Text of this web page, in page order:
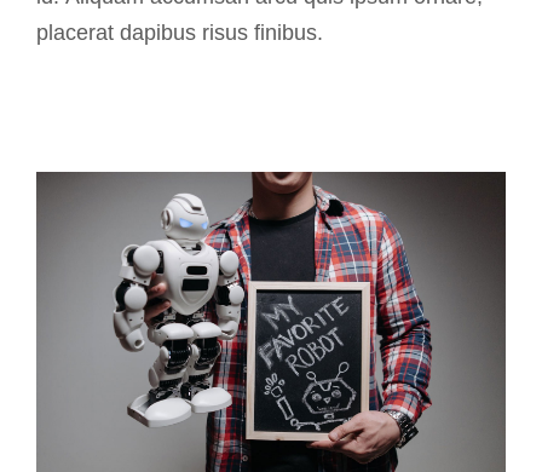
placerat dapibus risus finibus.